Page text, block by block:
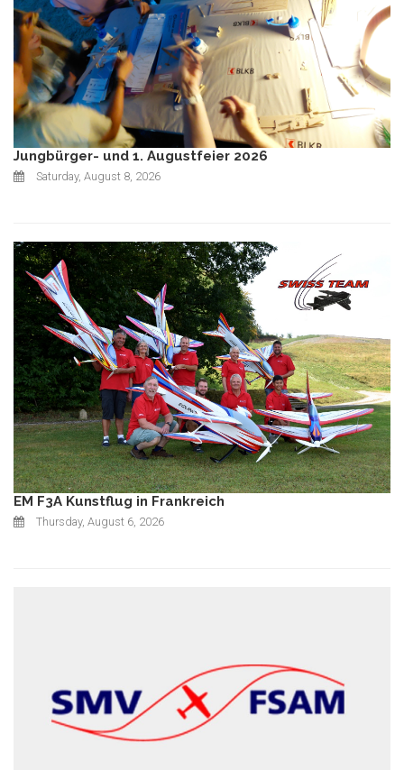
Jungbürger- und 1. Augustfeier 2026
Saturday, August 8, 2026
EM F3A Kunstflug in Frankreich
Thursday, August 6, 2026